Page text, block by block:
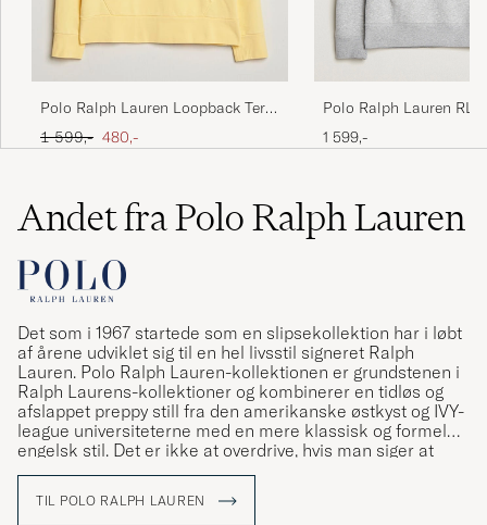
Polo Ralph Lauren Loopback Terry
Hoodie Fall Yellow
Ordinary pris
1 599,- Nedsat pris
480,-
Polo Ralph Lauren RL
Hoodie Andover
1 599,-
Andet fra Polo Ralph Lauren
Det som i 1967 startede som en slipsekollektion har i løbt
af årene udviklet sig til en hel livsstil signeret Ralph
Lauren. Polo Ralph Lauren-kollektionen er grundstenen i
Ralph Laurens-kollektioner og kombinerer en tidløs og
afslappet preppy still fra den amerikanske østkyst og IVY-
league universiteterne med en mere klassisk og formel
engelsk stil. Det er ikke at overdrive, hvis man siger at
Ralph Lauren har været med til at definere den
TIL POLO RALPH LAUREN